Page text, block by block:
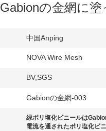
Gabionの金網に塗
中国Anping
NOVA Wire Mesh
BV,SGS
Gabionの金網-003
緑ポリ塩化ビニールは
電流を通されたポリ塩化ビ